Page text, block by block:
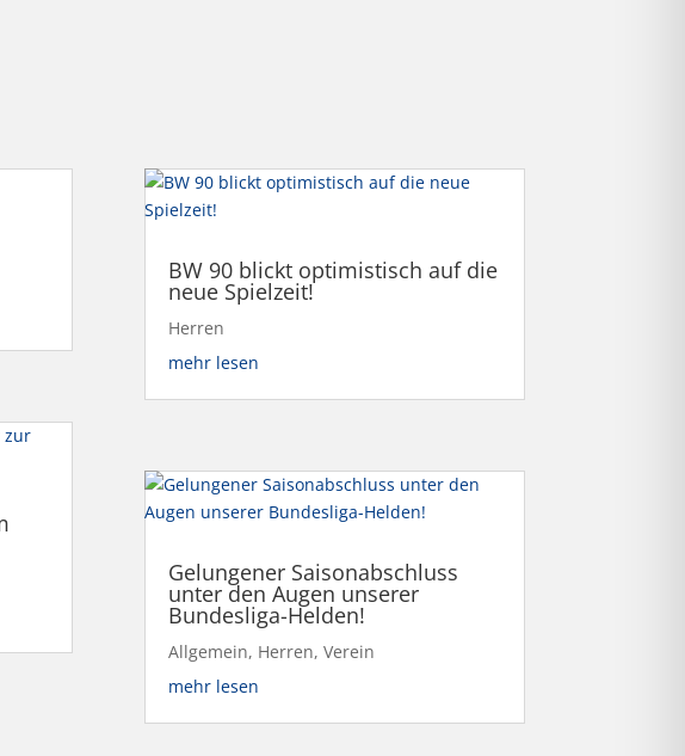
BW 90 blickt optimistisch auf die
neue Spielzeit!
Herren
mehr lesen
Gelungener Saisonabschluss
unter den Augen unserer
Bundesliga-Helden!
Allgemein, Herren, Verein
mehr lesen